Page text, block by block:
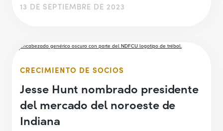
13 DE SEPTIEMBRE DE 2023
CRECIMIENTO DE SOCIOS
Jesse Hunt nombrado presidente
del mercado del noroeste de
Indiana